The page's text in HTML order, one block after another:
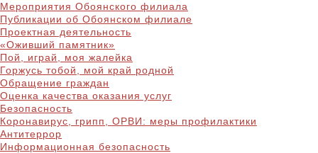
Мероприятия Обоянского филиала
Публикации об Обоянском филиале
Проектная деятельность
«Оживший памятник»
Пой, играй, моя жалейка
Горжусь тобой, мой край родной
Обращение граждан
Оценка качества оказания услуг
Безопасность
Коронавирус, грипп, ОРВИ: меры профилактики
Антитеррор
Информационная безопасность